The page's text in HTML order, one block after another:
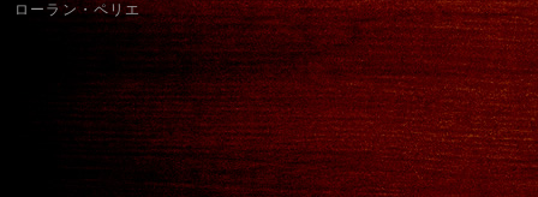
ローラン・ペリエ